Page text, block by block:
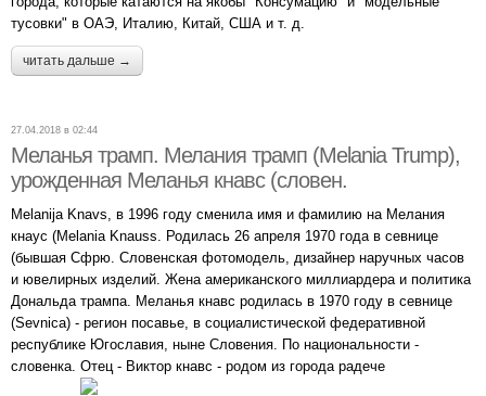
тусовки" в ОАЭ, Италию, Китай, США и т. д.
читать дальше →
27.04.2018 в 02:44
Меланья трамп. Мелания трамп (Melania Trump),
урожденная Меланья кнавс (словен.
Melanija Knavs, в 1996 году сменила имя и фамилию на Мелания
кнаус (Melania Knauss. Родилась 26 апреля 1970 года в севнице
(бывшая Сфрю. Словенская фотомодель, дизайнер наручных часов
и ювелирных изделий. Жена американского миллиардера и политика
Дональда трампа. Меланья кнавс родилась в 1970 году в севнице
(Sevnica) - регион посавье, в социалистической федеративной
республике Югославия, ныне Словения. По национальности -
словенка. Отец - Виктор кнавс - родом из города радече